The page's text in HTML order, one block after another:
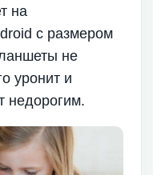
на
с размером
не
уронит и
недорогим.